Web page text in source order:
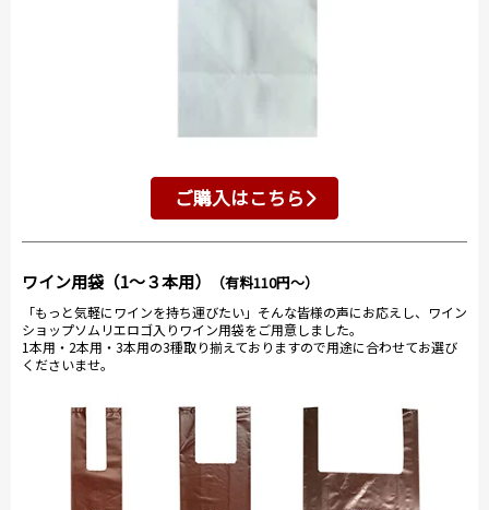
ご購入はこちら
ワイン用袋（1～３本用） （有料110円～）
「もっと気軽にワインを持ち運びたい」そんな皆様の声にお応えし、ワイン
ショップソムリエロゴ入りワイン用袋をご用意しました。
1本用・2本用・3本用の3種取り揃えておりますので用途に合わせてお選び
くださいませ。